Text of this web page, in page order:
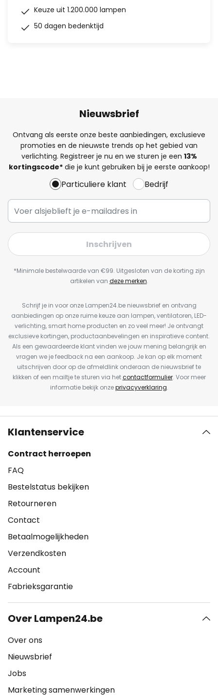
Keuze uit 1.200.000 lampen
50 dagen bedenktijd
Nieuwsbrief
Ontvang als eerste onze beste aanbiedingen, exclusieve
promoties en de nieuwste trends op het gebied van
verlichting. Registreer je nu en we sturen je een 13%
kortingscode*die je kunt gebruiken bij je eerste aankoop!
Particuliere klant Bedrijf
Inschrijven
*Minimale bestelwaarde van €99. Uitgesloten van de korting zijn
artikelen van deze merken.
Schrijf je in voor onze Lampen24.be nieuwsbrief en ontvang
aanbiedingen op onze ruime keuze aan lampen, ventilatoren, LED-
verlichting, smart home producten en zo veel meer! Je ontvangt
exclusieve kortingen, productaanbevelingen en inspiratieve content.
Als een gewaardeerde klant vinden we jouw mening belangrijk en
vragen we je feedback na een aankoop. Je kan op elk moment
uitschrijven door op de afmeldlink onderaan de nieuwsbrief te
klikken of een mailtje te sturen via hetcontactformulier. Voor meer
informatie bekijk onzeprivacyverklaring.
Klantenservice
Contract herroepen
FAQ
Bestelstatus bekijken
Retourneren
Contact
Betaalmogelijkheden
Verzendkosten
Account
Fabrieksgarantie
Over Lampen24.be
Over ons
Nieuwsbrief
Jobs
Marketing samenwerkingen